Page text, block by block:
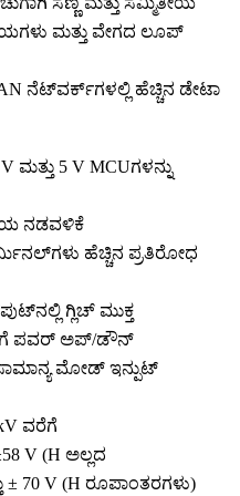
ಮತ್ತು ವೇಗದ ಲೂಪ್
ನೆಟ್‌ವರ್ಕ್‌ಗಳಲ್ಲಿ ಹೆಚ್ಚಿನ ಡೇಟಾ
ಮತ್ತು 5 V MCUಗಳನ್ನು
ನಡವಳಿಕೆ
ಹೆಚ್ಚಿನ ಪ್ರತಿರೋಧ
ಗ್ಲಿಚ್ ಮುಕ್ತ
ಪವರ್ ಅಪ್/ಡೌನ್
ಸಾಮಾನ್ಯ ಮೋಡ್ ಇನ್ಪುಟ್
ವರೆಗೆ
V (H ಅಲ್ಲದ
± 70 V (H ರೂಪಾಂತರಗಳು)